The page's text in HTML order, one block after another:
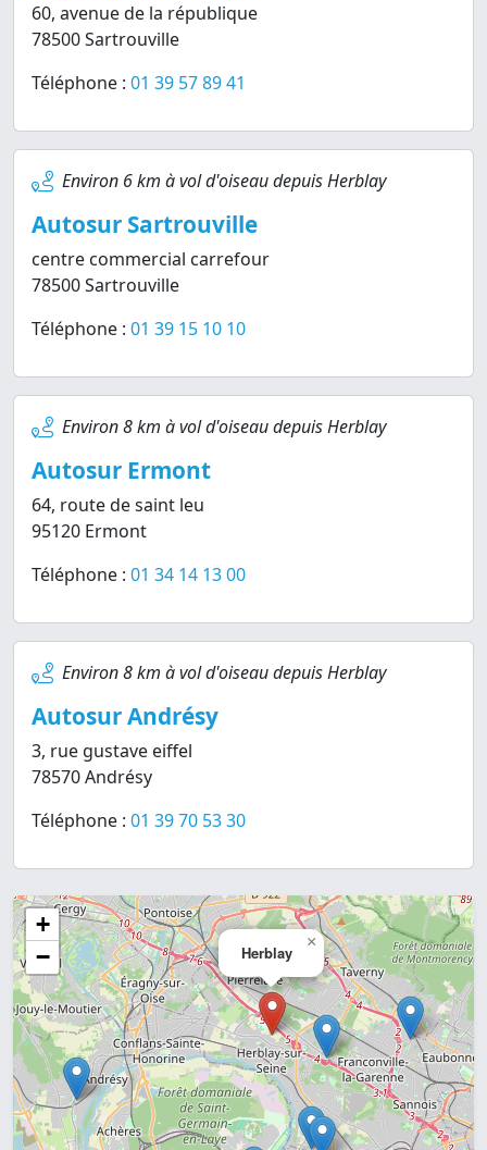
60, avenue de la république
78500 Sartrouville
Téléphone : 01 39 57 89 41
Environ 6 km à vol d'oiseau depuis Herblay
Autosur Sartrouville
centre commercial carrefour
78500 Sartrouville
Téléphone : 01 39 15 10 10
Environ 8 km à vol d'oiseau depuis Herblay
Autosur Ermont
64, route de saint leu
95120 Ermont
Téléphone : 01 34 14 13 00
Environ 8 km à vol d'oiseau depuis Herblay
Autosur Andrésy
3, rue gustave eiffel
78570 Andrésy
Téléphone : 01 39 70 53 30
Herblay
×
+
−